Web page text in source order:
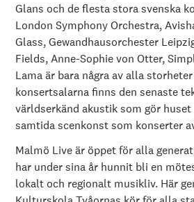
Glans och de flesta stora svenska
London Symphony Orchestra,
Glass, Gewandhausorchester
Fields, Anne-Sophie von Otter,
Lama är bara några av alla
konsertsalarna finns den senaste
världserkänd akustik som gör
samtida scenkonst som konserter
Malmö Live är öppet för alla
har under sina år hunnit bli en
lokalt och regionalt musikliv. Här